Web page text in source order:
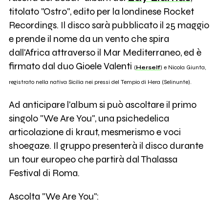
titolato "Ostro", edito per la londinese Rocket
Recordings. Il disco sarà pubblicato il 25 maggio
e prende il nome da un vento che spira
dall'Africa attraverso il Mar Mediterraneo, ed è
firmato dal duo Gioele Valenti (Herself) e Nicola Giunta
registrato nella nativa Sicilia nei pressi del Tempio di Hera (Selinunte).
Ad anticipare l'album si può ascoltare il primo
singolo "We Are You", una psichedelica
articolazione di kraut, mesmerismo e voci
shoegaze. Il gruppo presenterà il disco durante
un tour europeo che partirà dal Thalassa
Festival di Roma.
Ascolta "We Are You":